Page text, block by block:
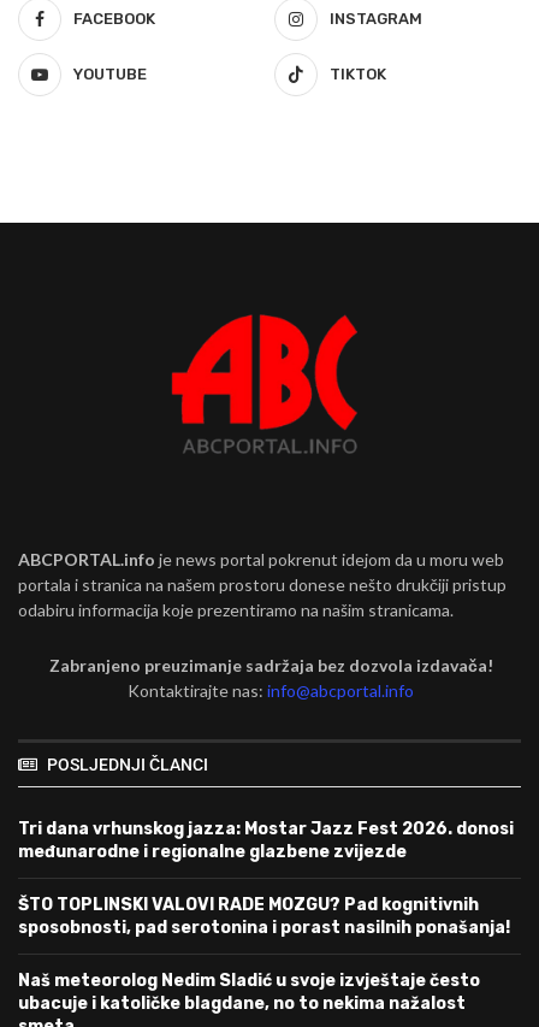
FACEBOOK INSTAGRAM
YOUTUBE TIKTOK
ABCPORTAL.info je news portal pokrenut idejom da u moru web
portala i stranica na našem prostoru donese nešto drukčiji pristup
odabiru informacija koje prezentiramo na našim stranicama.
Zabranjeno preuzimanje sadržaja bez dozvola izdavača!
Kontaktirajte nas:info@abcportal.info
POSLJEDNJI ČLANCI
Tri dana vrhunskog jazza: Mostar Jazz Fest 2026. donosi
međunarodne i regionalne glazbene zvijezde
ŠTO TOPLINSKI VALOVI RADE MOZGU? Pad kognitivnih
sposobnosti, pad serotonina i porast nasilnih ponašanja!
Naš meteorolog Nedim Sladić u svoje izvještaje često
ubacuje i katoličke blagdane, no to nekima nažalost